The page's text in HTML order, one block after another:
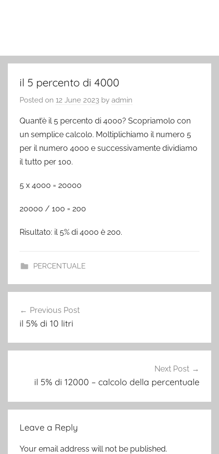
il 5 percento di 4000
Posted on 12 June 2023 by admin
Quant’è il 5 percento di 4000? Scopriamolo con
un semplice calcolo. Moltiplichiamo il numero 5
per il numero 4000 e successivamente dividiamo
il tutto per 100.
5 x 4000 = 20000
20000 / 100 = 200
Risultato: il 5% di 4000 è 200.
PERCENTUALE
navigation
Previous Post
il 5% di 10 litri
Next Post
il 5% di 12000 – calcolo della percentuale
Leave a Reply
Your email address will not be published.